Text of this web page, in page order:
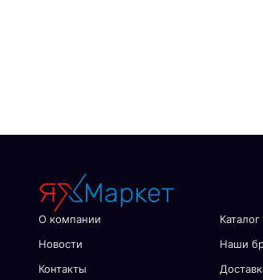
О компании
Новости
Контакты
Наши